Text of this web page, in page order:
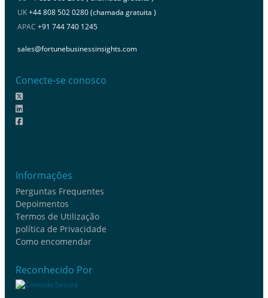
UK+44 808 502 0280 (chamada gratuita )
APAC +91 744 740 1245
sales@fortunebusinessinsights.com
Conecte-se conosco
Informações
Perguntas Frequentes
Depoimentos
Termos de Utilização
política de Privacidade
Como encomendar
Reconhecido Por